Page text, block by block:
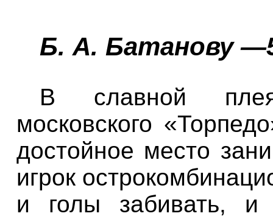
Б. А. Батанову
В славной
московского
достойное место
игрок
и голы забивать, и